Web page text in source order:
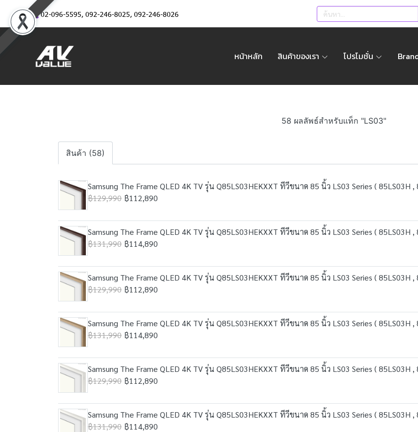
02-096-5595, 092-246-8025, 092-246-8026
หน้าหลัก สินค้าของเรา โปรโมชั่น
58 ผลลัพธ์สำหรับแท็ก "LS03"
สินค้า (58)
Samsung The Frame QLED 4K TV รุ่น Q85LS03HEKXXT ทีวีขนาด 85 นิ้ว LS03 Series ( 85LS03H ,
฿129,990 ฿112,890
Samsung The Frame QLED 4K TV รุ่น Q85LS03HEKXXT ทีวีขนาด 85 นิ้ว LS03 Series ( 85LS03H ,
฿131,990 ฿114,890
Samsung The Frame QLED 4K TV รุ่น Q85LS03HEKXXT ทีวีขนาด 85 นิ้ว LS03 Series ( 85LS03H ,
฿129,990 ฿112,890
Samsung The Frame QLED 4K TV รุ่น Q85LS03HEKXXT ทีวีขนาด 85 นิ้ว LS03 Series ( 85LS03H ,
฿131,990 ฿114,890
Samsung The Frame QLED 4K TV รุ่น Q85LS03HEKXXT ทีวีขนาด 85 นิ้ว LS03 Series ( 85LS03H ,
฿129,990 ฿112,890
Samsung The Frame QLED 4K TV รุ่น Q85LS03HEKXXT ทีวีขนาด 85 นิ้ว LS03 Series ( 85LS03H ,
฿131,990 ฿114,890